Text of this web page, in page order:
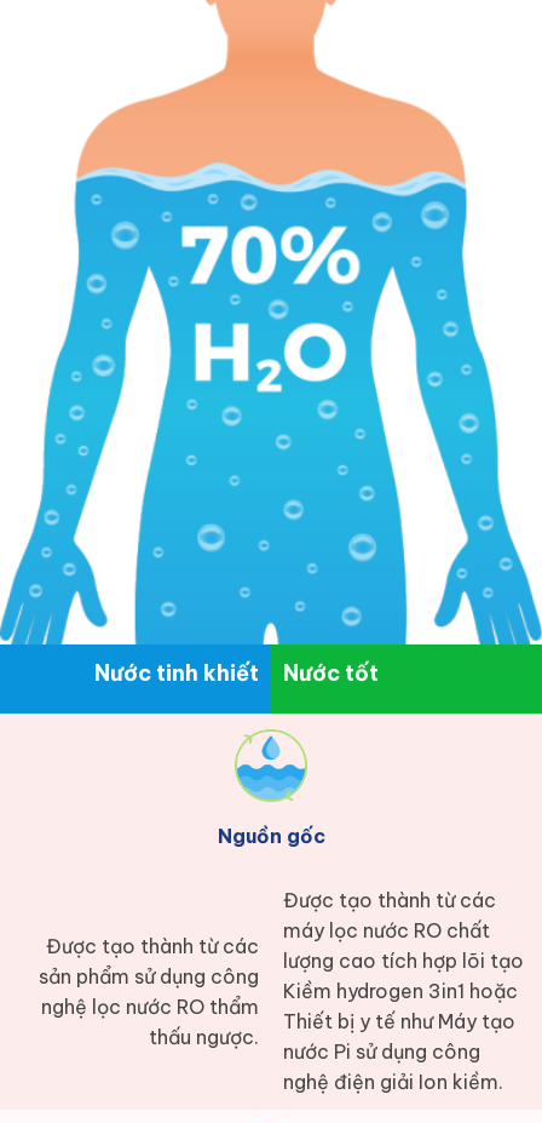
Nước tinh khiết Nước tốt
Được tạo thành từ các
sản phẩm sử dụng công
nghệ lọc nước RO thẩm
thấu ngược.
Nguồn gốc
Được tạo thành từ các
máy lọc nước RO chất
lượng cao tích hợp lõi tạo
Kiềm hydrogen 3in1 hoặc
Thiết bị y tế như Máy tạo
nước Pi sử dụng công
nghệ điện giải Ion kiềm.